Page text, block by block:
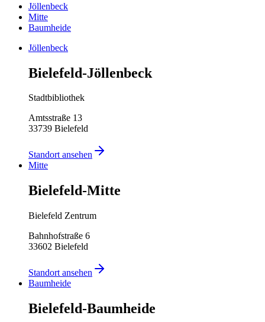
Jöllenbeck
Mitte
Baumheide
Jöllenbeck
Bielefeld-Jöllenbeck
Stadtbibliothek
Amtsstraße 13
33739 Bielefeld
Standort ansehen
Mitte
Bielefeld-Mitte
Bielefeld Zentrum
Bahnhofstraße 6
33602 Bielefeld
Standort ansehen
Baumheide
Bielefeld-Baumheide